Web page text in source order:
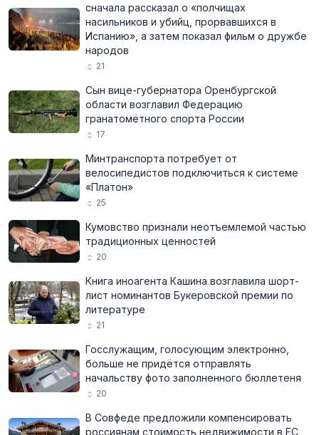
сначала рассказал о «полчищах
насильников и убийц, прорвавшихся в
Испанию», а затем показал фильм о дружбе
народов
21
Сын вице-губернатора Оренбургской
области возглавил Федерацию
гранатомётного спорта России
17
Минтранспорта потребует от
велосипедистов подключиться к системе
«Платон»
25
Кумовство признали неотъемлемой частью
традиционных ценностей
20
Книга иноагента Кашина возглавила шорт-
лист номинантов Букеровской премии по
литературе
21
Госслужащим, голосующим электронно,
больше не придётся отправлять
начальству фото заполненного бюллетеня
20
В Совфеде предложили компенсировать
россиянам стоимость недвижимости в ЕС,